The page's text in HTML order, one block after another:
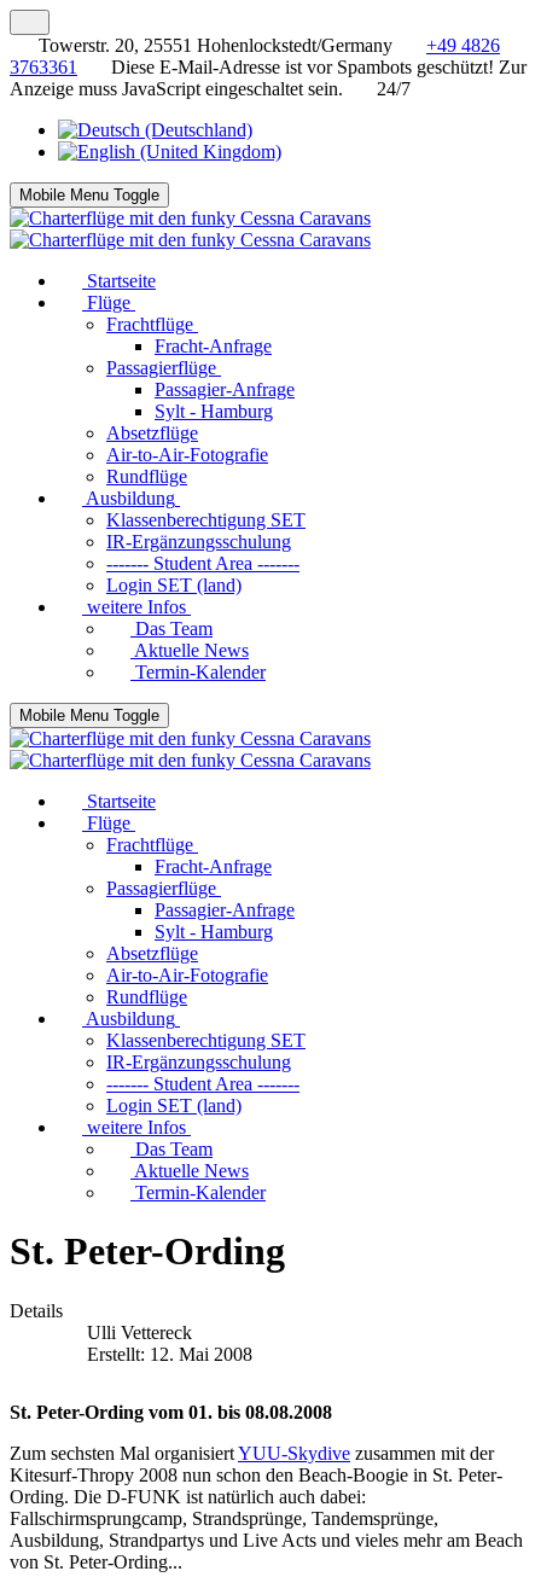
Towerstr. 20, 25551 Hohenlockstedt/Germany
+49 4826
3763361
Diese E-Mail-Adresse ist vor Spambots geschützt! Zur
Anzeige muss JavaScript eingeschaltet sein.
24/7
Mobile Menu Toggle
Startseite
Flüge
Frachtflüge
Fracht-Anfrage
Passagierflüge
Passagier-Anfrage
Sylt - Hamburg
Absetzflüge
Air-to-Air-Fotografie
Rundflüge
Ausbildung
Klassenberechtigung SET
IR-Ergänzungsschulung
------- Student Area -------
Login SET (land)
weitere Infos
Das Team
Aktuelle News
Termin-Kalender
Mobile Menu Toggle
Startseite
Flüge
Frachtflüge
Fracht-Anfrage
Passagierflüge
Passagier-Anfrage
Sylt - Hamburg
Absetzflüge
Air-to-Air-Fotografie
Rundflüge
Ausbildung
Klassenberechtigung SET
IR-Ergänzungsschulung
------- Student Area -------
Login SET (land)
weitere Infos
Das Team
Aktuelle News
Termin-Kalender
St. Peter-Ording
Details
Ulli Vettereck
Erstellt: 12. Mai 2008
St. Peter-Ording vom 01. bis 08.08.2008
Zum sechsten Mal organisiertYUU-Skydive zusammen mit der
Kitesurf-Thropy 2008 nun schon den Beach-Boogie in St. Peter-
Ording. Die D-FUNK ist natürlich auch dabei:
Fallschirmsprungcamp, Strandsprünge, Tandemsprünge,
Ausbildung, Strandpartys und Live Acts und vieles mehr am Beach
von St. Peter-Ording...